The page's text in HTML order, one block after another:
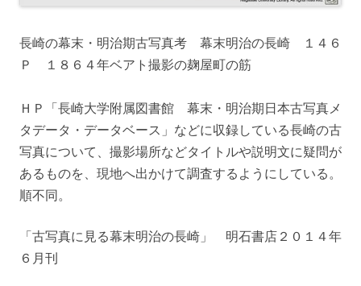
長崎の幕末・明治期古写真考 幕末明治の長崎 １４６
Ｐ １８６４年ベアト撮影の麹屋町の筋
ＨＰ「長崎大学附属図書館 幕末・明治期日本古写真メ
タデータ・データベース」などに収録している長崎の古
写真について、撮影場所などタイトルや説明文に疑問が
あるものを、現地へ出かけて調査するようにしている。
順不同。
「古写真に見る幕末明治の長崎」 明石書店２０１４年
６月刊